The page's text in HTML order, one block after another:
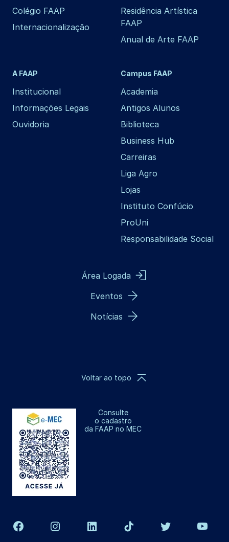
Colégio FAAP
Internacionalização
Residência Artística
FAAP
Anual de Arte FAAP
A FAAP
Institucional
Informações Legais
Ouvidoria
Campus FAAP
Academia
Antigos Alunos
Biblioteca
Business Hub
Carreiras
Liga Agro
Lojas
Instituto Confúcio
ProUni
Responsabilidade Social
Área Logada
Eventos
Notícias
Consulte
o cadastro
da FAAP no MEC
Voltar ao topo